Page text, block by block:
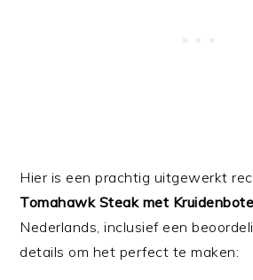
Hier is een prachtig uitgewerkt
Tomahawk Steak met
Nederlands, inclusief een
details om het perfect te maken: